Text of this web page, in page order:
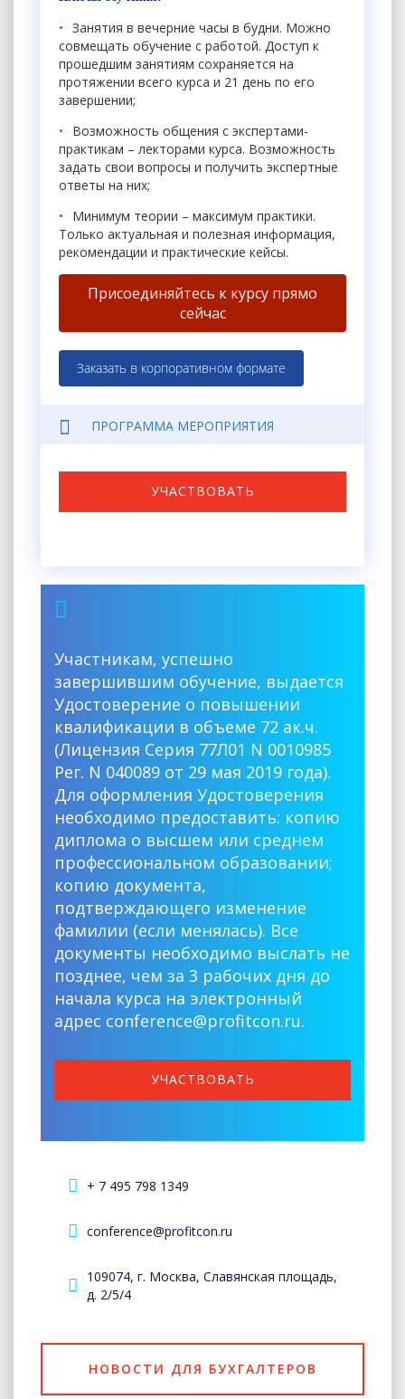
Занятия в вечерние часы в будни. Можно
совмещать обучение с работой. Доступ к
прошедшим занятиям сохраняется на
протяжении всего курса и 21 день по его
завершении;
Возможность общения с экспертами-
практикам – лекторами курса. Возможность
задать свои вопросы и получить экспертные
ответы на них;
Минимум теории – максимум практики.
Только актуальная и полезная информация,
рекомендации и практические кейсы.
Присоединяйтесь к курсу прямо
сейчас
Заказать в корпоративном формате
ПРОГРАММА МЕРОПРИЯТИЯ
УЧАСТВОВАТЬ
Участникам, успешно
завершившим обучение, выдается
Удостоверение о повышении
квалификации в объеме 72 ак.ч.
(Лицензия Серия 77Л01 N 0010985
Рег. N 040089 от 29 мая 2019 года).
Для оформления Удостоверения
необходимо предоставить: копию
диплома о высшем или среднем
профессиональном образовании;
копию документа,
подтверждающего изменение
фамилии (если менялась). Все
документы необходимо выслать не
позднее, чем за 3 рабочих дня до
начала курса на электронный
адрес conference@profitcon.ru.
УЧАСТВОВАТЬ
+ 7 495 798 1349
conference@profitcon.ru
109074, г. Москва, Славянская площадь,
д. 2/5/4
НОВОСТИ ДЛЯ БУХГАЛТЕРОВ